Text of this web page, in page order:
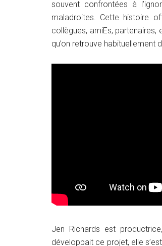
souvent confrontées à
maladroites. Cette histoire
collègues, amiEs,
qu’on retrouve habituellement
Jen Richards est
développait ce projet, elle